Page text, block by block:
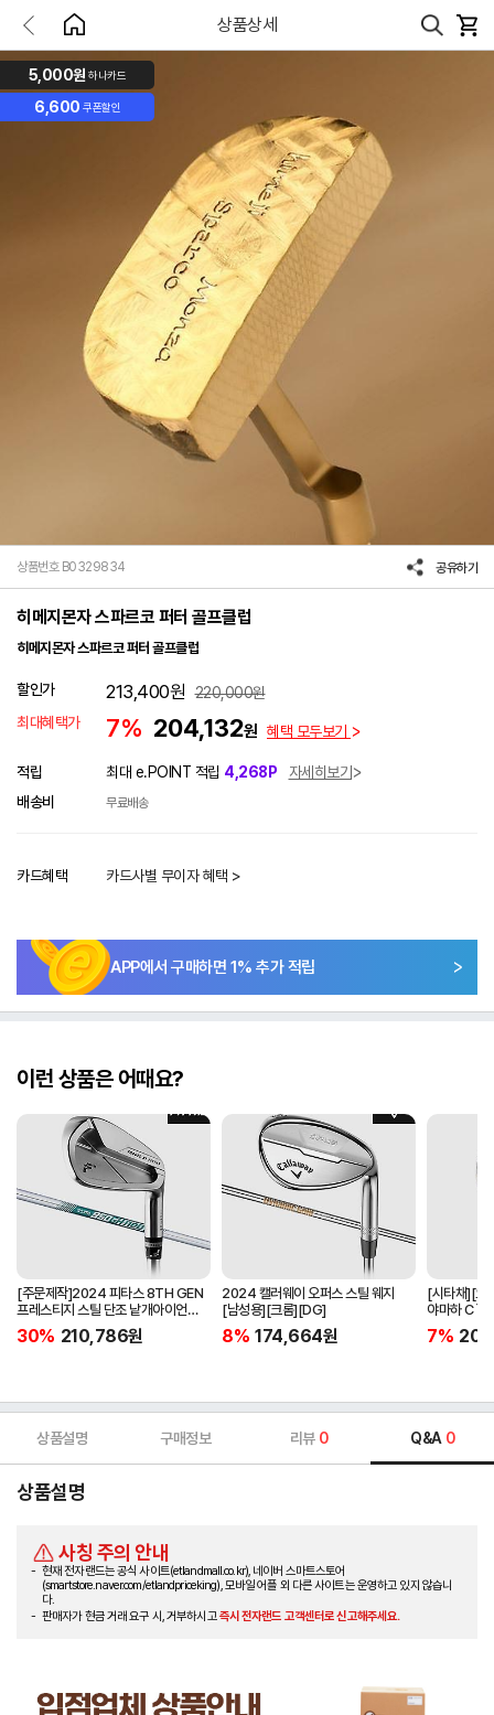
상품상세
5,000원 하나카드
6,600 쿠폰할인
상품번호 B0329834 공유하기
히메지몬자 스파르코 퍼터 골프클럽
히메지몬자 스파르코 퍼터 골프클럽
할인가 213,400원 220,000원
최대혜택가
7% 204,132원 혜택 모두보기
적립 최대 e.POINT 적립 4,268P
자세히보기
배송비
무료배송
카드혜택 카드사별 무이자 혜택 >
APP에서 구매하면 1% 추가 적립
이런 상품은 어때요?
[주문제작]2024 피타스 8TH GEN
프레스티지 스틸 단조 낱개아이언
[남성용][4번][NSPRO950GH
NEO]
30% 210,786원
2024 캘러웨이 오퍼스 스틸 웨지
[남성용][크롬][DG]
8% 174,664원
[시타채][오
야마하 C`s
[여성용][화
ORIGINAL]
7%
상품설명 구매정보 리뷰 0 Q&A 0
상품설명
사칭 주의 안내
현재 전자랜드는 공식 사이트(etlandmall.co.kr), 네이버 스마트스토어
(smartstore.naver.com/etlandpriceking), 모바일 어플 외 다른 사이트는 운영하고 있지 않습니
다.
판매자가 현금 거래 요구 시, 거부하시고즉시 전자랜드 고객센터로 신고해주세요.